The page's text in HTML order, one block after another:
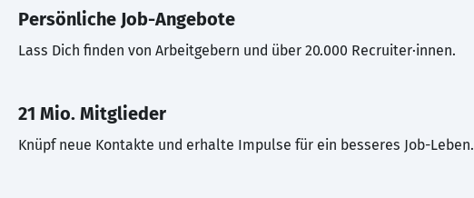
Persönliche Job-Angebote
Lass Dich finden von Arbeitgebern und über 20.000 Recruiter·innen.
21 Mio. Mitglieder
Knüpf neue Kontakte und erhalte Impulse für ein besseres Job-Leben.